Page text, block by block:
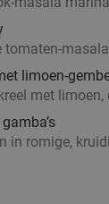
limoen-
met limoen,
in romige,